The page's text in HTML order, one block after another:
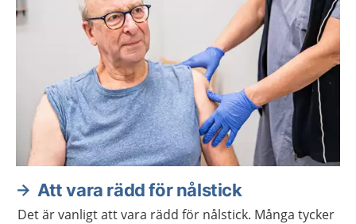
Att vara rädd för nålstick
Det är vanligt att vara rädd för nålstick. Många tycker